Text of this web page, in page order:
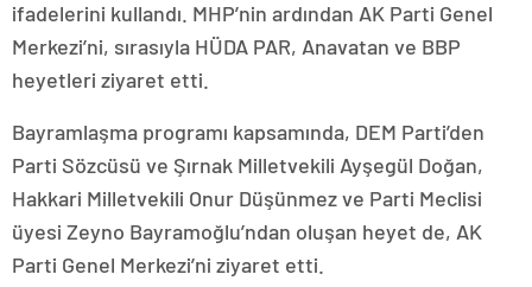
ifadelerini kullandı. MHP’nin ardından AK Parti Genel
Merkezi’ni, sırasıyla HÜDA PAR, Anavatan ve BBP
heyetleri ziyaret etti.
Bayramlaşma programı kapsamında, DEM Parti’den
Parti Sözcüsü ve Şırnak Milletvekili Ayşegül Doğan,
Hakkari Milletvekili Onur Düşünmez ve Parti Meclisi
üyesi Zeyno Bayramoğlu’ndan oluşan heyet de, AK
Parti Genel Merkezi’ni ziyaret etti.